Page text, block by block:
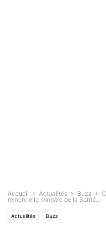
Accueil Actualités Buzz
remercie le ministre de la Santé...
Actualités Buzz